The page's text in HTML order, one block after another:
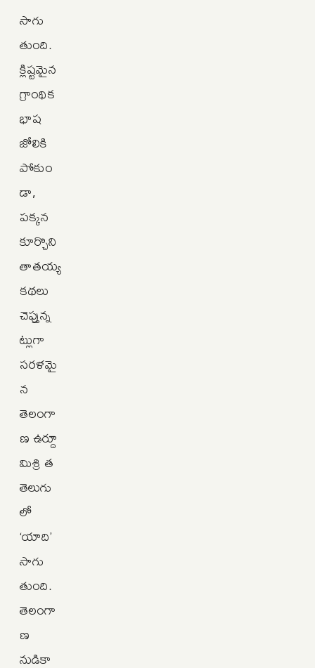
సాగు
తుంది.
క్లిష్టమైన
గ్రాంథిక
భాష
జోలికి
పోకుం
డా,
పక్కన
కూర్చొని
తాతయ్య
కథలు
చెప్తున్న
ట్లుగా
సరళమై
న
తెలంగా
ణ ఉర్దూ
మిశ్రి త
తెలుగు
లో
‘యాది’
సాగు
తుంది.
తెలంగా
ణ
నుడికా